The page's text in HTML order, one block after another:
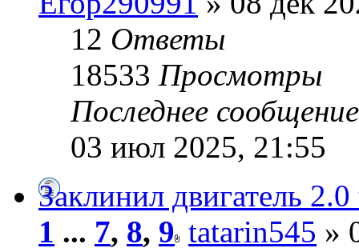
12 Ответы
18533 Просмотры
Последнее
03 июл 2025, 21:55
Заклинил двигатель
1 ... 7, 8, 9 tatarin545 »